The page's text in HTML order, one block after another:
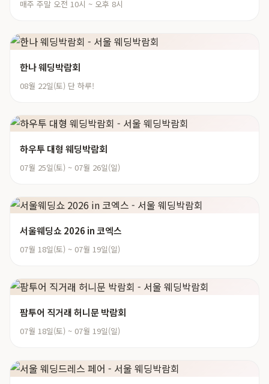
매주 주말 오전 10시 ~ 오후 8시
한나 웨딩박람회
08월 22일(토) 단 하루!
하우투 대형 웨딩박람회
07월 25일(토) ~ 07월 26일(일)
서울웨딩쇼 2026 in 코엑스
07월 18일(토) ~ 07월 19일(일)
팜투어 직거래 허니문 박람회
07월 18일(토) ~ 07월 19일(일)